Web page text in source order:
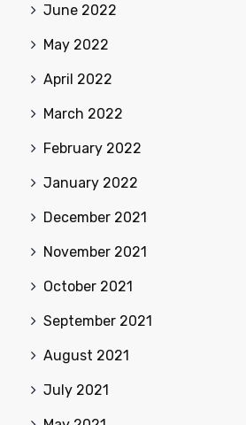
June 2022
May 2022
April 2022
March 2022
February 2022
January 2022
December 2021
November 2021
October 2021
September 2021
August 2021
July 2021